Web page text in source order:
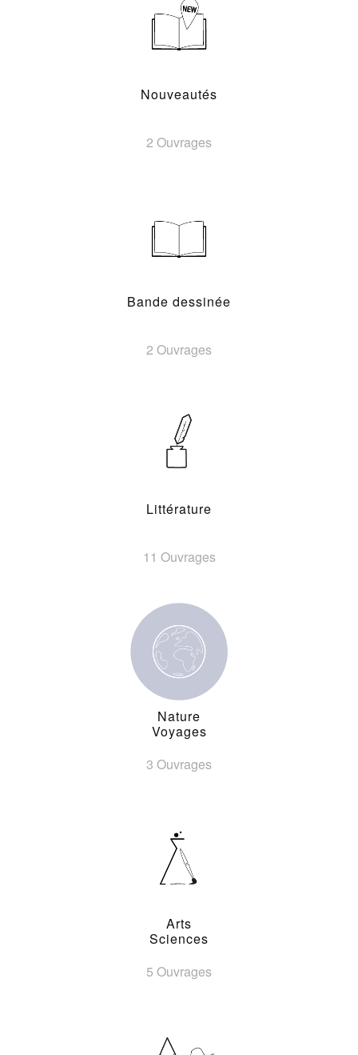
Nouveautés
2 Ouvrages
Bande dessinée
2 Ouvrages
Littérature
11 Ouvrages
Nature
Voyages
3 Ouvrages
Arts
Sciences
5 Ouvrages